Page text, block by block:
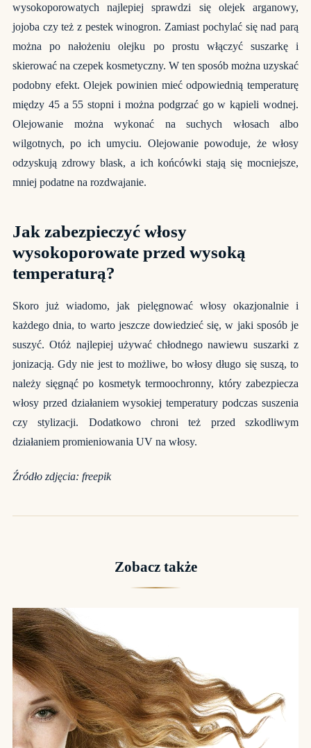
wysokoporowatych najlepiej sprawdzi się olejek arganowy,
jojoba czy też z pestek winogron. Zamiast pochylać się nad parą
można po nałożeniu olejku po prostu włączyć suszarkę i
skierować na czepek kosmetyczny. W ten sposób można uzyskać
podobny efekt. Olejek powinien mieć odpowiednią temperaturę
między 45 a 55 stopni i można podgrzać go w kąpieli wodnej.
Olejowanie można wykonać na suchych włosach albo
wilgotnych, po ich umyciu. Olejowanie powoduje, że włosy
odzyskują zdrowy blask, a ich końcówki stają się mocniejsze,
mniej podatne na rozdwajanie.
Jak zabezpieczyć włosy
wysokoporowate przed wysoką
temperaturą?
Skoro już wiadomo, jak pielęgnować włosy okazjonalnie i
każdego dnia, to warto jeszcze dowiedzieć się, w jaki sposób je
suszyć. Otóż najlepiej używać chłodnego nawiewu suszarki z
jonizacją. Gdy nie jest to możliwe, bo włosy długo się suszą, to
należy sięgnąć po kosmetyk termoochronny, który zabezpiecza
włosy przed działaniem wysokiej temperatury podczas suszenia
czy stylizacji. Dodatkowo chroni też przed szkodliwym
działaniem promieniowania UV na włosy.
Źródło zdjęcia: freepik
Zobacz także